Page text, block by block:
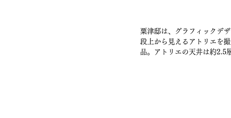
粟津邸は、グラフィックデ
段上から見えるアトリエを
品。アトリエの天井は約2.5